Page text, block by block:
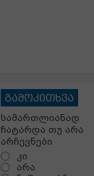
გამოკითხვა
სამართლიანად
ჩატარდა თუ არა
არჩევნები
კი
არა